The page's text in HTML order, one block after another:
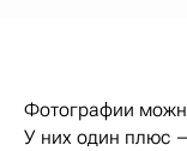
Фотографии
У них один плюс